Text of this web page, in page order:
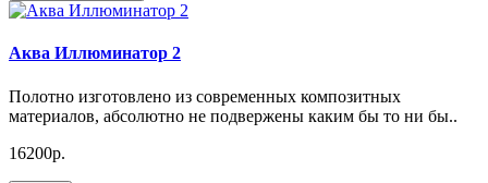
Аква Иллюминатор 2
Полотно изготовлено из современных композитных
материалов, абсолютно не подвержены каким бы то ни бы..
16200р.